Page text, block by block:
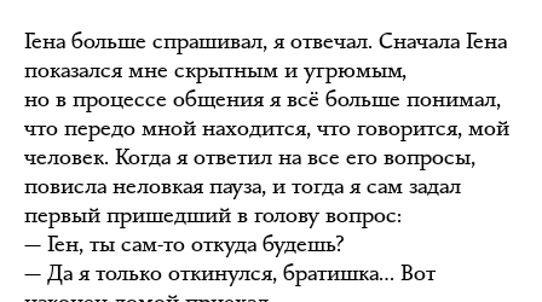
Гена больше спрашивал, я отвечал. Сначала Гена
показался мне скрытным и угрюмым,
но в процессе общения я всё больше понимал,
что передо мной находится, что говорится, мой
человек. Когда я ответил на все его вопросы,
повисла неловкая пауза, и тогда я сам задал
первый пришедший в голову вопрос:
— Ген, ты сам-то откуда будешь?
— Да я только откинулся, братишка… Вот